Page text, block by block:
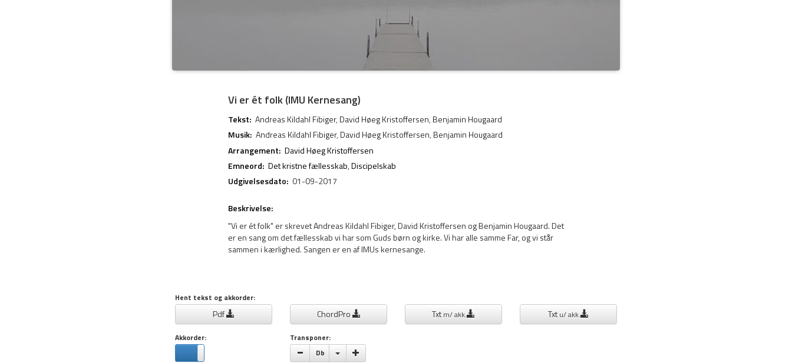
Vi er ét folk (IMU Kernesang)
Tekst: Andreas Kildahl Fibiger, David Høeg Kristoffersen, Benjamin Hougaard
Musik: Andreas Kildahl Fibiger, David Høeg Kristoffersen, Benjamin Hougaard
Arrangement: David Høeg Kristoffersen
Emneord: Det kristne fællesskab,Discipelskab
Udgivelsesdato: 01-09-2017
Beskrivelse:
"Vi er ét folk" er skrevet Andreas Kildahl Fibiger, David Kristoffersen og Benjamin Hougaard. Det
er en sang om det fællesskab vi har som Guds børn og kirke. Vi har alle samme Far, og vi står
sammen i kærlighed. Sangen er en af IMUs kernesange.
Hent tekst og akkorder:
Pdf ChordPro Txtm/ akk. Txtu/ akk.
Akkorder: Transponer:
Db Vælge toneart